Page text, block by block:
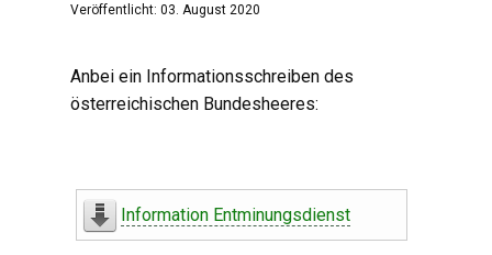
Veröffentlicht: 03. August 2020
Anbei ein Informationsschreiben des
österreichischen Bundesheeres:
Information Entminungsdienst